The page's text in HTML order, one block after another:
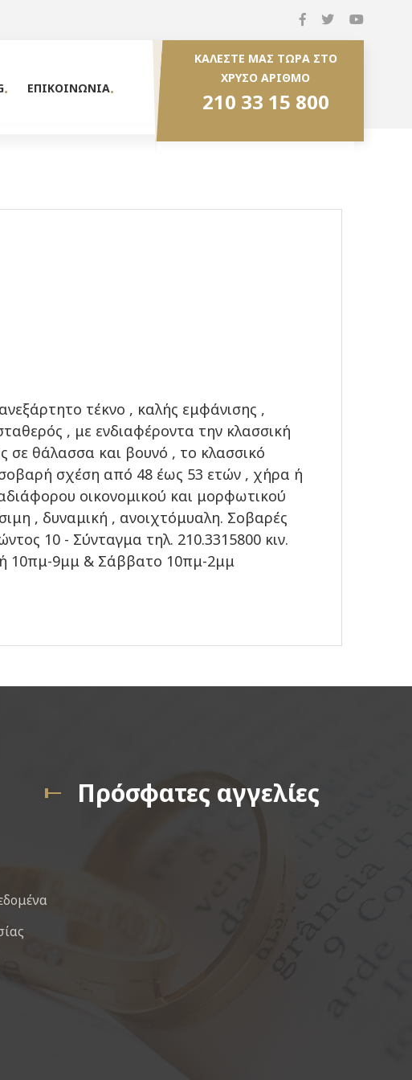
ΕΠΙΚΟΙΝΩΝΙΑ
ΚΑΛΕΣΤΕ ΜΑΣ ΤΩΡΑ ΣΤΟ
ΧΡΥΣΟ ΑΡΙΘΜΟ
210 33 15 800
τέκνο , καλής εμφάνισης ,
, με ενδιαφέροντα την κλασσική
σε θάλασσα και βουνό , το κλασσικό
σχέση από 48 έως 53 ετών , χήρα ή
οικονομικού και μορφωτικού
, δυναμική , ανοιχτόμυαλη. Σοβαρές
10 - Σύνταγμα τηλ. 210.3315800 κιν.
10πμ-9μμ & Σάββατο 10πμ-2μμ
Πρόσφατες αγγελίες